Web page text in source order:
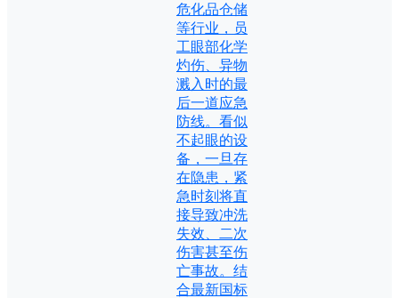
危化品仓储
等行业，员
工眼部化学
灼伤、异物
溅入时的最
后一道应急
防线。看似
不起眼的设
备，一旦存
在隐患，紧
急时刻将直
接导致冲洗
失效、二次
伤害甚至伤
亡事故。结
合最新国标